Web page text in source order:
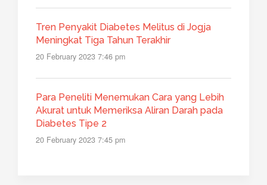
Tren Penyakit Diabetes Melitus di Jogja
Meningkat Tiga Tahun Terakhir
20 February 2023 7:46 pm
Para Peneliti Menemukan Cara yang Lebih
Akurat untuk Memeriksa Aliran Darah pada
Diabetes Tipe 2
20 February 2023 7:45 pm